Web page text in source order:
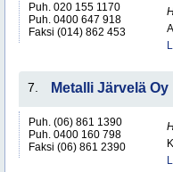
Puh. 020 155 1170
Puh. 0400 647 918
Faksi (014) 862 453
7. Metalli Järvelä Oy
Puh. (06) 861 1390
Puh. 0400 160 798
Faksi (06) 861 2390